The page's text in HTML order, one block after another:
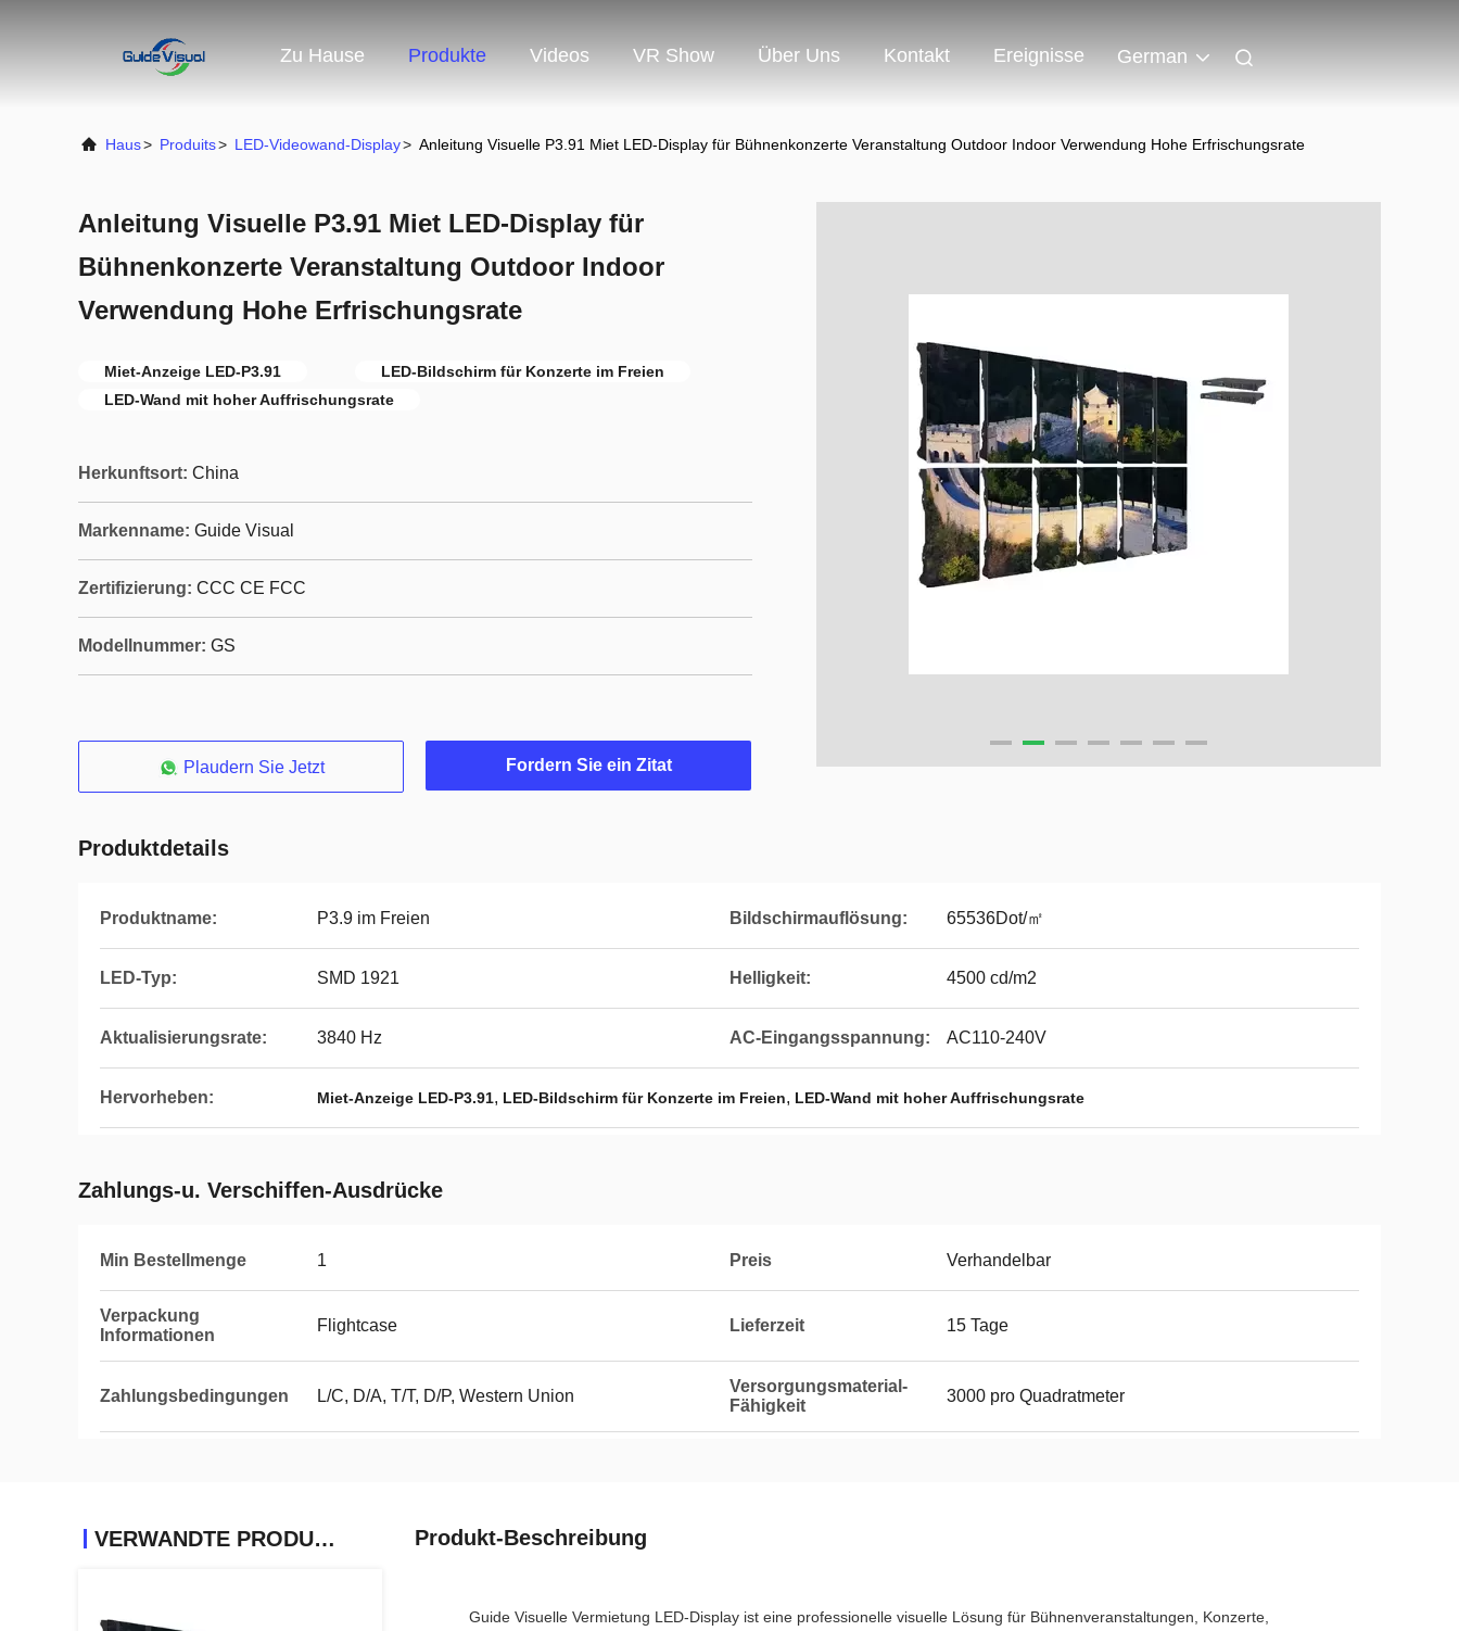
Zu Hause Produkte Videos VR Show Über Uns Kontakt Ereignisse German
Haus> Produits> LED-Videowand-Display> Anleitung Visuelle P3.91 Miet LED-Display für Bühnenkonzerte Veranstaltung Outdoor Indoor Verwendung Hohe Erfrischungsrate
Anleitung Visuelle P3.91 Miet LED-Display für
Bühnenkonzerte Veranstaltung Outdoor Indoor
Verwendung Hohe Erfrischungsrate
Miet-Anzeige LED-P3.91
LED-Bildschirm für Konzerte im Freien
LED-Wand mit hoher Auffrischungsrate
Herkunftsort: China
Markenname: Guide Visual
Zertifizierung: CCC CE FCC
Modellnummer: GS
Plaudern Sie Jetzt Fordern Sie ein Zitat
Produktdetails
Produktname: P3.9 im Freien Bildschirmauflösung: 65536Dot/㎡
LED-Typ: SMD 1921 Helligkeit: 4500 cd/m2
Aktualisierungsrate: 3840 Hz AC-Eingangsspannung: AC110-240V
Hervorheben: Miet-Anzeige LED-P3.91, LED-Bildschirm für Konzerte im Freien, LED-Wand mit hoher Auffrischungsrate
Zahlungs-u. Verschiffen-Ausdrücke
Min Bestellmenge 1 Preis Verhandelbar
Verpackung
Informationen
Flightcase Lieferzeit 15 Tage
Zahlungsbedingungen L/C, D/A, T/T, D/P, Western Union
Versorgungsmaterial-
Fähigkeit
3000 pro Quadratmeter
VERWANDTE PRODUKTE Produkt-Beschreibung
Guide Visuelle Vermietung LED-Display ist eine professionelle visuelle Lösung für Bühnenveranstaltungen, Konzerte,